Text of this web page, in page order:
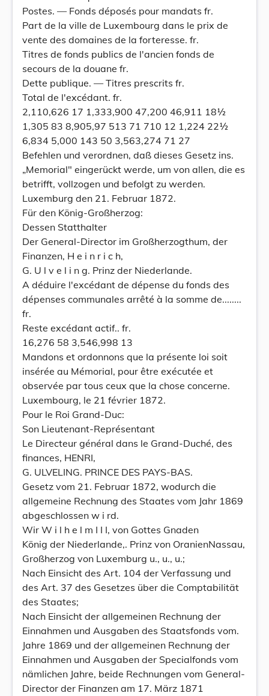
Postes. — Fonds déposés pour mandats fr.
Part de la ville de Luxembourg dans le prix de
vente des domaines de la forteresse. fr.
Titres de fonds publics de l'ancien fonds de
secours de la douane fr.
Dette publique. — Titres prescrits fr.
Total de l'excédant. fr.
2,110,626 17 1,333,900 47,200 46,911 18½
1,305 83 8,905,97 513 71 710 12 1,224 22½
6,834 5,000 143 50 3,563,274 71 27
Befehlen und verordnen, daß dieses Gesetz ins.
„Memorial" eingerückt werde, um von allen, die es
betrifft, vollzogen und befolgt zu werden.
Luxemburg den 21. Februar 1872.
Für den König-Großherzog:
Dessen Statthalter
Der General-Director im Großherzogthum, der
Finanzen, H e i n r i c h,
G. U l v e l i n g. Prinz der Niederlande.
A déduire l'excédant de dépense du fonds des
dépenses communales arrêté à la somme de........
fr.
Reste excédant actif.. fr.
16,276 58 3,546,998 13
Mandons et ordonnons que la présente loi soit
insérée au Mémorial, pour être exécutée et
observée par tous ceux que la chose concerne.
Luxembourg, le 21 février 1872.
Pour le Roi Grand-Duc:
Son Lieutenant-Représentant
Le Directeur général dans le Grand-Duché, des
finances, HENRI,
G. ULVELING. PRINCE DES PAYS-BAS.
Gesetz vom 21. Februar 1872, wodurch die
allgemeine Rechnung des Staates vom Jahr 1869
abgeschlossen w i rd.
Wir W i l h e l m I I I, von Gottes Gnaden
König der Niederlande,. Prinz von OranienNassau,
Großherzog von Luxemburg u., u., u.;
Nach Einsicht des Art. 104 der Verfassung und
des Art. 37 des Gesetzes über die Comptabilität
des Staates;
Nach Einsicht der allgemeinen Rechnung der
Einnahmen und Ausgaben des Staatsfonds vom.
Jahre 1869 und der allgemeinen Rechnung der
Einnahmen und Ausgaben der Specialfonds vom
nämlichen Jahre, beide Rechnungen vom General-
Director der Finanzen am 17. März 1871